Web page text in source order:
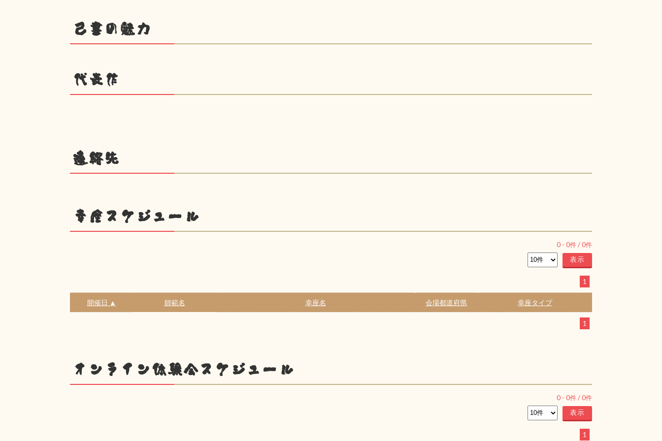
己書の魅力
代表作
連絡先
幸座スケジュール
0 - 0件 /0件
1
開催日 ▲ 師範名 幸座名 会場都道府県 幸座タイプ
1
オンライン体験会スケジュール
0 - 0件 /0件
1